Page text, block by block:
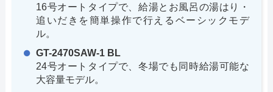
16号オートタイプで、給湯とお風呂の湯はり・
追いだきを簡単操作で行えるベーシックモデ
ル。
GT-2470SAW-1 BL
24号オートタイプで、冬場でも同時給湯可能な
大容量モデル。